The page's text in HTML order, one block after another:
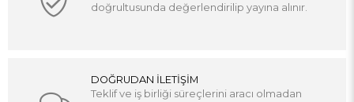
doğrultusunda değerlendirilip yayına alınır.
DOĞRUDAN İLETİŞİM
Teklif ve iş birliği süreçlerini aracı olmadan